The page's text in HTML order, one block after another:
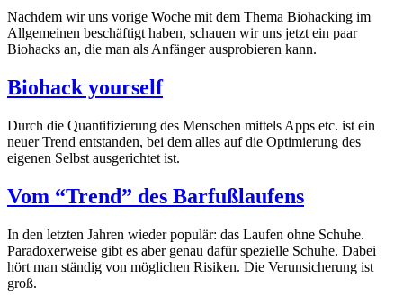
Nachdem wir uns vorige Woche mit dem Thema Biohacking im
Allgemeinen beschäftigt haben, schauen wir uns jetzt ein paar
Biohacks an, die man als Anfänger ausprobieren kann.
Biohack yourself
Durch die Quantifizierung des Menschen mittels Apps etc. ist ein
neuer Trend entstanden, bei dem alles auf die Optimierung des
eigenen Selbst ausgerichtet ist.
Vom “Trend” des Barfußlaufens
In den letzten Jahren wieder populär: das Laufen ohne Schuhe.
Paradoxerweise gibt es aber genau dafür spezielle Schuhe. Dabei
hört man ständig von möglichen Risiken. Die Verunsicherung ist
groß.